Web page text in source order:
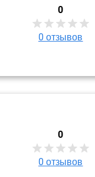
0
0 отзывов
0
0 отзывов